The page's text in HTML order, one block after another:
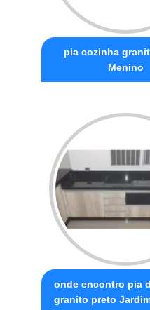
pia cozinha
Menino
onde encontro pia
granito preto